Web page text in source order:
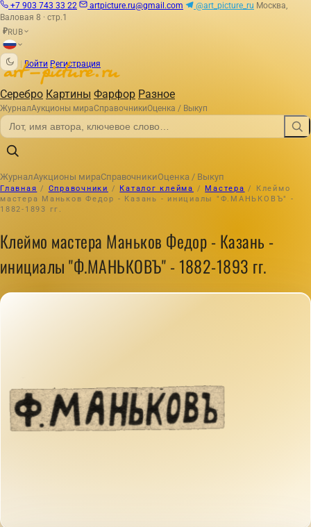
+7 903 743 33 22 artpicture.ru@gmail.com @art_picture_ru Москва,
Валовая 8 · стр.1
₽RUB
Войти Регистрация
Серебро Картины Фарфор Разное
ЖурналАукционы мираСправочникиОценка / Выкуп
ЖурналАукционы мираСправочникиОценка / Выкуп
Главная / Справочники / Каталог клейма / Мастера /
Клеймо
мастера Маньков Федор - Казань - инициалы "Ф.МАНЬКОВЪ" -
1882-1893 гг.
Клеймо мастера Маньков Федор - Казань -
инициалы "Ф.МАНЬКОВЪ" - 1882-1893 гг.